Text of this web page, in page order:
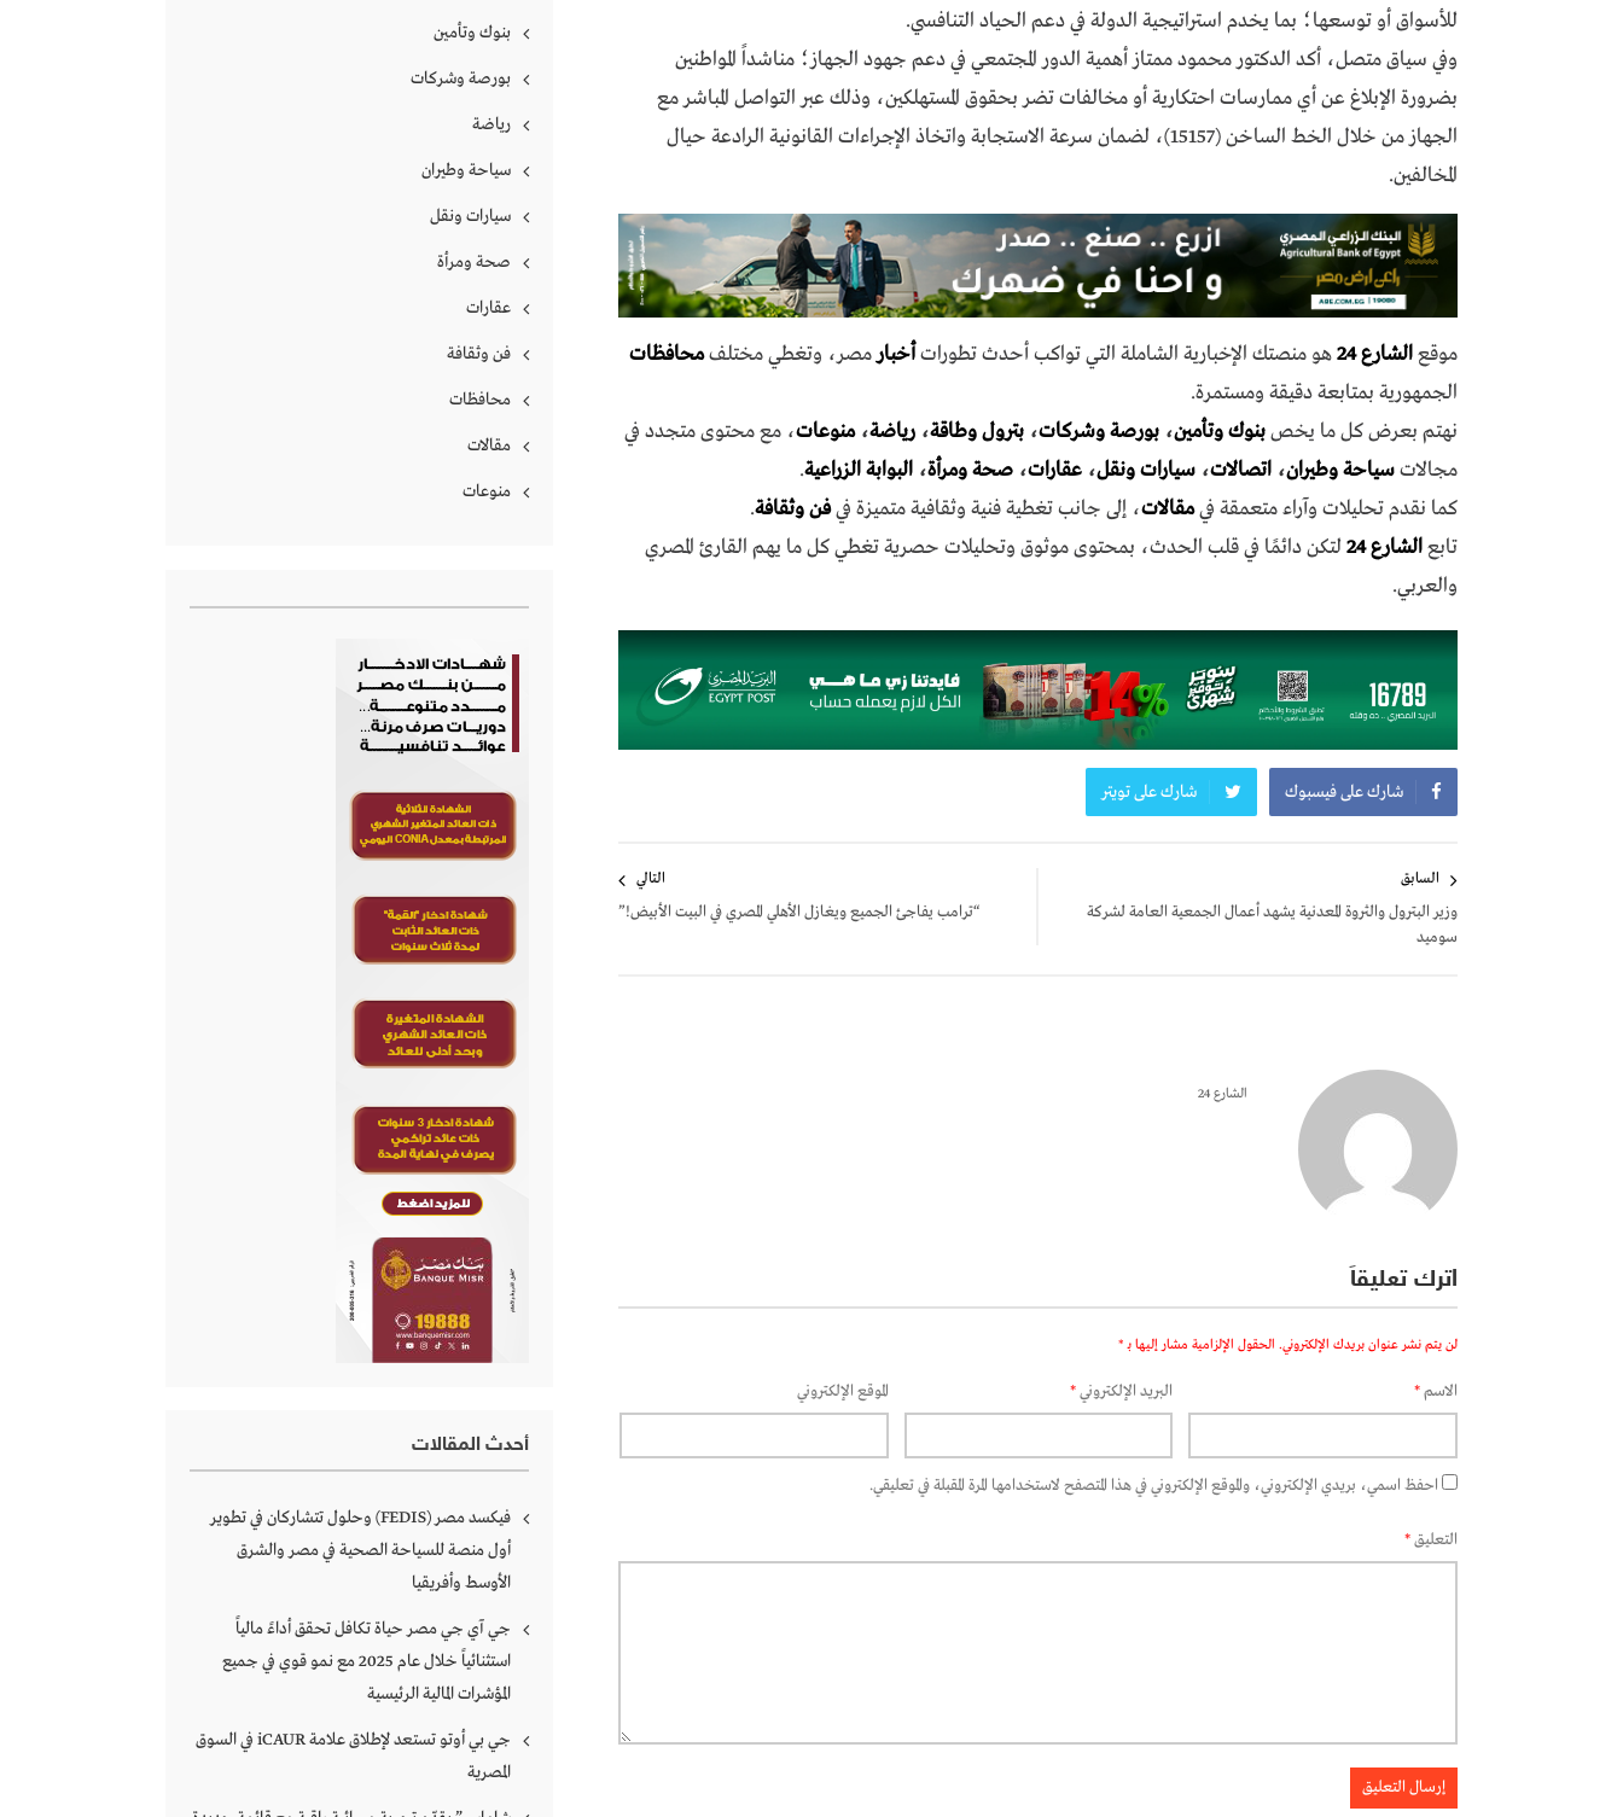
للأسواق أو توسعها؛ بما يخدم استراتيجية الدولة في دعم الحياد التنافسي.
وفي سياق متصل، أكد الدكتور محمود ممتاز أهمية الدور المجتمعي في دعم جهود الجهاز؛ مناشداً المواطنين
بضرورة الإبلاغ عن أي ممارسات احتكارية أو مخالفات تضر بحقوق المستهلكين، وذلك عبر التواصل المباشر مع
الجهاز من خلال الخط الساخن (15157)، لضمان سرعة الاستجابة واتخاذ الإجراءات القانونية الرادعة حيال
المخالفين.
موقعالشارع 24 هو منصتك الإخبارية الشاملة التي تواكب أحدث تطوراتأخبار مصر، وتغطي مختلفمحافظات
الجمهورية بمتابعة دقيقة ومستمرة.
نهتم بعرض كل ما يخصبنوك وتأمين، بورصة وشركات، بترول وطاقة، رياضة،منوعات، مع محتوى متجدد في
مجالاتسياحة وطيران، اتصالات، سيارات ونقل، عقارات، صحة ومرأة، البوابة الزراعية.
كما نقدم تحليلات وآراء متعمقة فيمقالات، إلى جانب تغطية فنية وثقافية متميزة فيفن وثقافة.
تابعالشارع 24
لتكن دائمًا في قلب الحدث، بمحتوى موثوق وتحليلات حصرية تغطي كل ما يهم القارئ المصري
والعربي.
شارك على فيسبوك شارك على تويتر
المقالات
السابق
وزير البترول والثروة المعدنية يشهد أعمال الجمعية العامة لشركة
سوميد
التالي
“ترامب يفاجئ الجميع ويغازل الأهلي المصري في البيت الأبيض!”
الشارع 24
اترك تعليقاً
لن يتم نشر عنوان بريدك الإلكتروني. الحقول الإلزامية مشار إليها بـ *
الاسم* البريد الإلكتروني* الموقع الإلكتروني
احفظ اسمي، بريدي الإلكتروني، والموقع الإلكتروني في هذا المتصفح لاستخدامها المرة المقبلة في تعليقي.
التعليق*
بنوك وتأمين
بورصة وشركات
رياضة
سياحة وطيران
سيارات ونقل
صحة ومرأة
عقارات
فن وثقافة
محافظات
مقالات
منوعات
أحدث المقالات
فيكسد مصر (FEDIS) وحلول تتشاركان في تطوير
أول منصة للسياحة الصحية في مصر والشرق
الأوسط وأفريقيا
جي آي جي مصر حياة تكافل تحقق أداءً مالياً
استثنائياً خلال عام 2025 مع نمو قوي في جميع
المؤشرات المالية الرئيسية
جي بي أوتو تستعد لإطلاق علامة iCAUR في السوق
المصرية